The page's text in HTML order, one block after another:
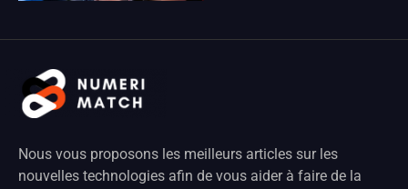
Nous vous proposons les meilleurs articles sur les
nouvelles technologies afin de vous aider à faire de la